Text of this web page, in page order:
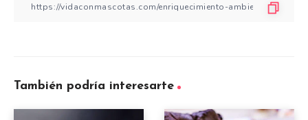
También podría interesarte